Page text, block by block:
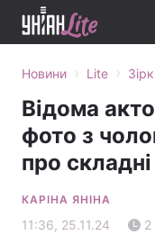
Новини › Lite ›
Відома
фото з
про
КАРІНА ЯНІНА
11:36, 25.11.24 2